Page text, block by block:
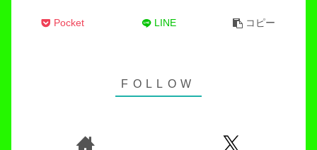
Pocket LINE コピー